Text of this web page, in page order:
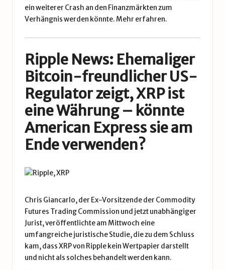
ein weiterer Crash an den Finanzmärkten zum
Verhängnis werden könnte.Mehr erfahren.
Ripple News: Ehemaliger
Bitcoin-freundlicher US-
Regulator zeigt, XRP ist
eine Währung – könnte
American Express sie am
Ende verwenden?
Chris Giancarlo, der Ex-Vorsitzende der Commodity
Futures Trading Commission und jetzt unabhängiger
Jurist, veröffentlichte am Mittwoch eine
umfangreiche juristische Studie, die zu dem Schluss
kam, dass XRP von Ripple kein Wertpapier darstellt
und nicht als solches behandelt werden kann.